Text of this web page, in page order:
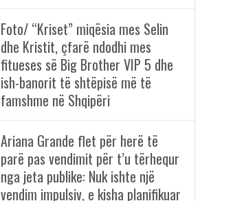
Foto/ “Kriset” miqësia mes Selin
dhe Kristit, çfarë ndodhi mes
fitueses së Big Brother VIP 5 dhe
ish-banorit të shtëpisë më të
famshme në Shqipëri
Ariana Grande flet për herë të
parë pas vendimit për t’u tërhequr
nga jeta publike: Nuk ishte një
vendim impulsiv, e kisha planifikuar